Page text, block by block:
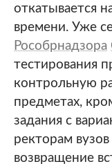
откатывается
времени. Уже
Рособрнадзора
тестирования
контрольную
предметах,
задания с
ректорам
возвращение